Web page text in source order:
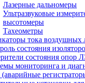
Лазерные дальномеры
Ультразвуковые
высотомеры
Тахеометры
тока воздушных
состояния
состояния опор
мониторинга и